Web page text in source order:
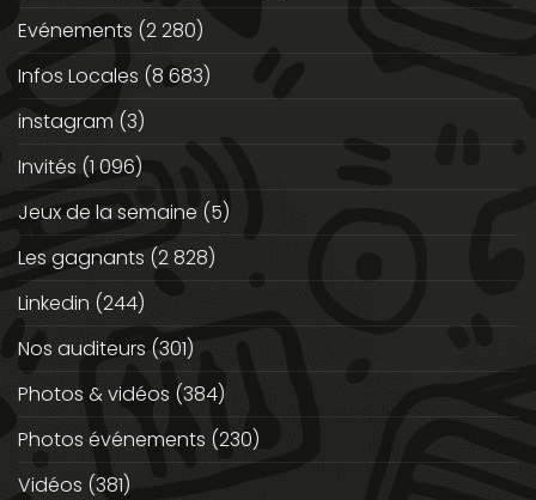
Evénements (2 280)
Infos Locales (8 683)
instagram (3)
Invités (1 096)
Jeux de la semaine (5)
Les gagnants (2 828)
Linkedin (244)
Nos auditeurs (301)
Photos & vidéos (384)
Photos événements (230)
Vidéos (381)